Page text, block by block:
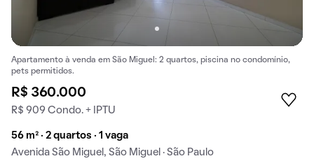
Apartamento à venda em São Miguel: 2 quartos, piscina no condomínio,
pets permitidos.
R$ 360.000
R$ 909 Condo. + IPTU
56 m² · 2 quartos · 1 vaga
Avenida São Miguel, São Miguel · São Paulo